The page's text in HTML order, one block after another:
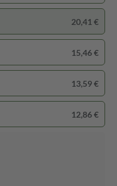
20,41 €
15,46 €
13,59 €
12,86 €